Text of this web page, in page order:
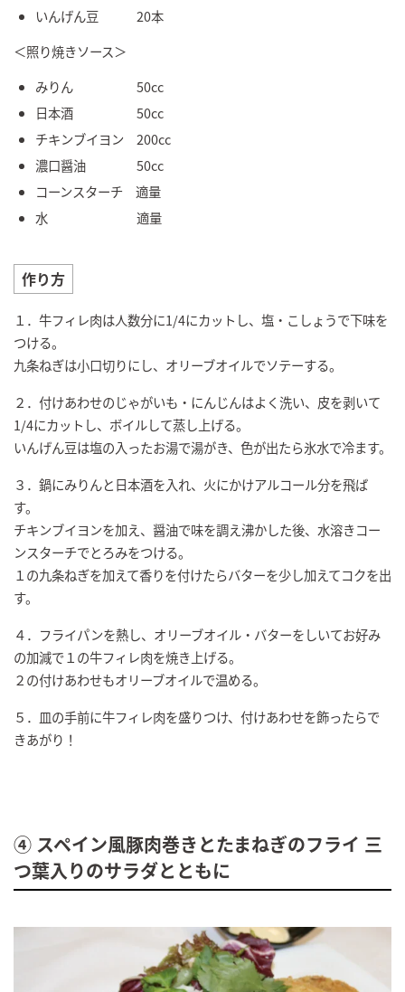
いんげん豆 20本
＜照り焼きソース＞
みりん 50cc
日本酒 50cc
チキンブイヨン 200cc
濃口醤油 50cc
コーンスターチ 適量
水 適量
作り方
１．牛フィレ肉は人数分に1/4にカットし、塩・こしょうで下味を
つける。
九条ねぎは小口切りにし、オリーブオイルでソテーする。
２．付けあわせのじゃがいも・にんじんはよく洗い、皮を剥いて
1/4にカットし、ボイルして蒸し上げる。
いんげん豆は塩の入ったお湯で湯がき、色が出たら氷水で冷ます。
３．鍋にみりんと日本酒を入れ、火にかけアルコール分を飛ば
す。
チキンブイヨンを加え、醤油で味を調え沸かした後、水溶きコー
ンスターチでとろみをつける。
１の九条ねぎを加えて香りを付けたらバターを少し加えてコクを出
す。
４．フライパンを熱し、オリーブオイル・バターをしいてお好み
の加減で１の牛フィレ肉を焼き上げる。
２の付けあわせもオリーブオイルで温める。
５．皿の手前に牛フィレ肉を盛りつけ、付けあわせを飾ったらで
きあがり！
④ スペイン風豚肉巻きとたまねぎのフライ 三
つ葉入りのサラダとともに